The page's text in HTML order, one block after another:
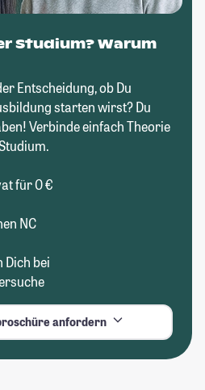
Studium? Warum
Entscheidung, ob Du
starten wirst? Du
Verbinde einfach Theorie
für 0 €
NC
bei
anfordern